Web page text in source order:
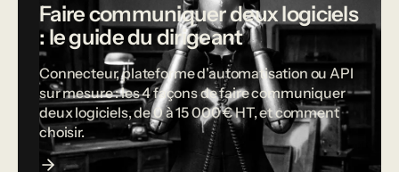
Faire communiquer deux logiciels
: le guide du dirigeant
Connecteur, plateforme d'automatisation ou API
sur mesure : les 4 façons de faire communiquer
deux logiciels, de 0 à 15 000 € HT, et comment
choisir.